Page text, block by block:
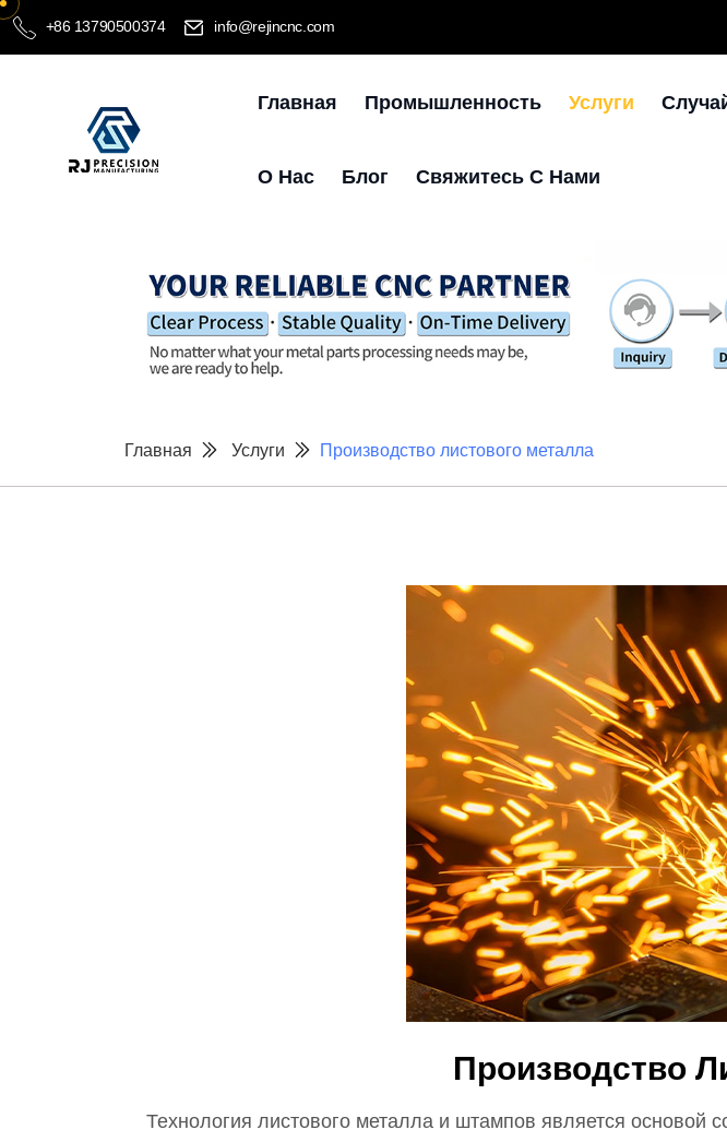
+86 13790500374 info@rejincnc.com
Главная Промышленность Услуги
О Нас Блог Свяжитесь С Нами
Главная Услуги Производство листового металла
Производство
Технология листового металла и штампов является основой